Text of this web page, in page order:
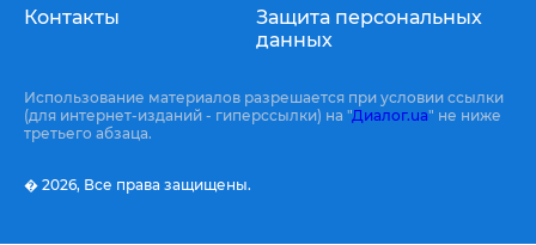
Контакты
Защита персональных
данных
Использование материалов разрешается при условии ссылки
(для интернет-изданий - гиперссылки) на "Диалог.ua" не ниже
третьего абзаца.
� 2026, Все права защищены.